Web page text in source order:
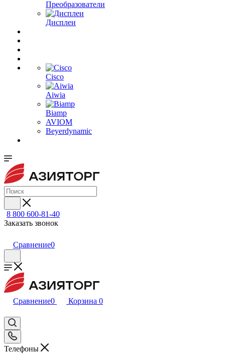
Преобразователи
Дисплеи
Cisco
Aiwia
Biamp
AVIOM
Beyerdynamic
8 800 600-81-40
Заказать звонок
Сравнение0
Сравнение0 Корзина 0
Телефоны